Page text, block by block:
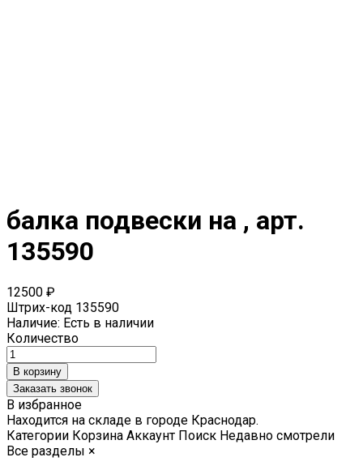
балка подвески на , арт.
135590
12500 ₽
Штрих-код 135590
Наличие: Есть в наличии
Количество
Заказать звонок
В избранное
Находится на складе в городе Краснодар.
Категории Корзина Аккаунт Поиск Недавно смотрели
Все разделы ×